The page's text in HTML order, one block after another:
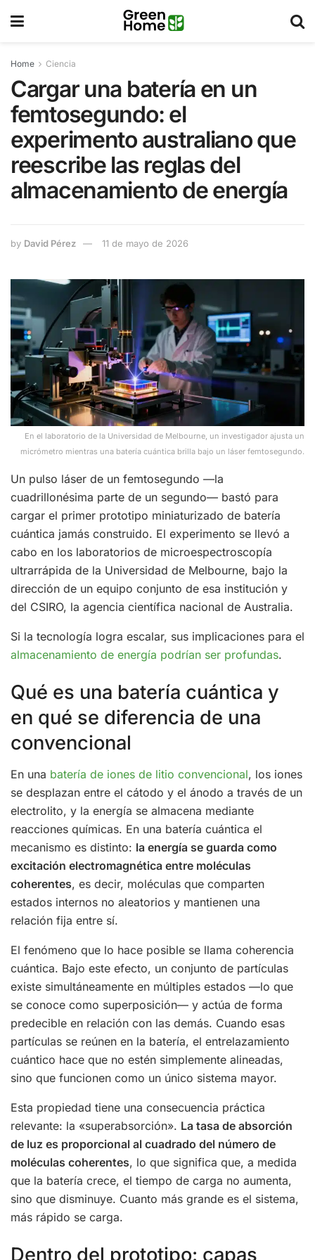
Home Ciencia
Cargar una batería en un
femtosegundo: el
experimento australiano que
reescribe las reglas del
almacenamiento de energía
by David Pérez 11 de mayo de 2026
En el laboratorio de la Universidad de Melbourne, un investigador ajusta un
micrómetro mientras una batería cuántica brilla bajo un láser femtosegundo.
Un pulso láser de un femtosegundo —la
cuadrillonésima parte de un segundo— bastó para
cargar el primer prototipo miniaturizado de batería
cuántica jamás construido. El experimento se llevó a
cabo en los laboratorios de microespectroscopía
ultrarrápida de la Universidad de Melbourne, bajo la
dirección de un equipo conjunto de esa institución y
del CSIRO, la agencia científica nacional de Australia.
Si la tecnología logra escalar, sus implicaciones para el
almacenamiento de energía podrían ser profundas.
Qué es una batería cuántica y
en qué se diferencia de una
convencional
En una batería de iones de litio convencional, los iones
se desplazan entre el cátodo y el ánodo a través de un
electrolito, y la energía se almacena mediante
reacciones químicas. En una batería cuántica el
mecanismo es distinto: la energía se guarda como
excitación electromagnética entre moléculas
coherentes, es decir, moléculas que comparten
estados internos no aleatorios y mantienen una
relación fija entre sí.
El fenómeno que lo hace posible se llama coherencia
cuántica. Bajo este efecto, un conjunto de partículas
existe simultáneamente en múltiples estados —lo que
se conoce como superposición— y actúa de forma
predecible en relación con las demás. Cuando esas
partículas se reúnen en la batería, el entrelazamiento
cuántico hace que no estén simplemente alineadas,
sino que funcionen como un único sistema mayor.
Esta propiedad tiene una consecuencia práctica
relevante: la «superabsorción». La tasa de absorción
de luz es proporcional al cuadrado del número de
moléculas coherentes, lo que significa que, a medida
que la batería crece, el tiempo de carga no aumenta,
sino que disminuye. Cuanto más grande es el sistema,
más rápido se carga.
Dentro del prototipo: capas